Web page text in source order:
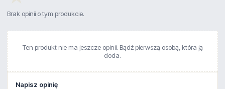
Brak opinii o tym produkcie.
Ten produkt nie ma jeszcze opinii. Bądź pierwszą osobą, która ją
doda.
Napisz opinię